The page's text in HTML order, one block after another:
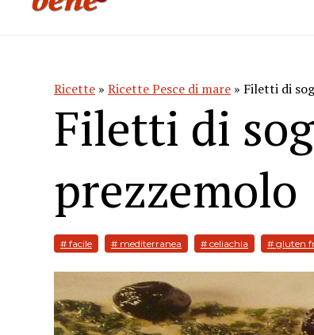
Ricette » Ricette Pesce di mare » Filetti di
Filetti di
prezzemolo
# facile # mediterranea # celiachia # gluten